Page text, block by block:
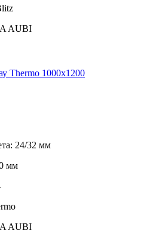
AUBI
Thermo 1000x1200
24/32 мм
мм
AUBI